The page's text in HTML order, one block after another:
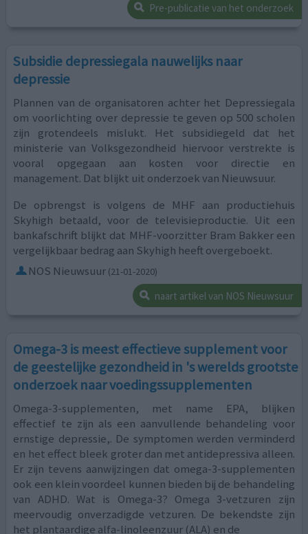
Pre-publicatie van het onderzoek
Subsidie depressiegala nauwelijks naar
depressie
Plannen van de organisatoren achter het Depressiegala
om voorlichting over depressie te geven op 500 scholen
zijn grotendeels mislukt. Het subsidiegeld dat het
ministerie van Volksgezondheid hiervoor verstrekte is
vooral opgegaan aan kosten voor directie en
management. Dat blijkt uit onderzoek van Nieuwsuur.
De opbrengst is volgens de MHF aan productiehuis
Skyhigh betaald, voor de televisieproductie. Uit een
bankafschrift blijkt dat MHF-voorzitter Bram Bakker een
vergelijkbaar bedrag aan Skyhigh heeft overgeboekt.
NOS Nieuwsuur (21-01-2020)
naart artikel van NOS Nieuwsuur
Omega-3 is meest effectieve supplement voor
de geestelijke gezondheid in 's werelds grootste
onderzoek naar voedingssupplementen
Omega-3-supplementen, met name EPA, blijken
effectief te zijn als een aanvullende behandeling voor
ernstige depressie,. De symptomen werden verminderd
en het effect bleek groter dan met antidepressiva alleen.
Er zijn tevens aanwijzingen dat omega-3-supplementen
ook een klein voordeel kunnen bieden bij de behandeling
van ADHD. Wat is Omega-3? Omega 3-vetzuren zijn
meervoudig onverzadigde vetzuren. De bekendste zijn
het plantaardige alfa-linoleenzuur (ALA) en de